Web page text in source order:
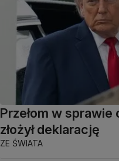
Przełom w
złożył deklarację
ZE ŚWIATA